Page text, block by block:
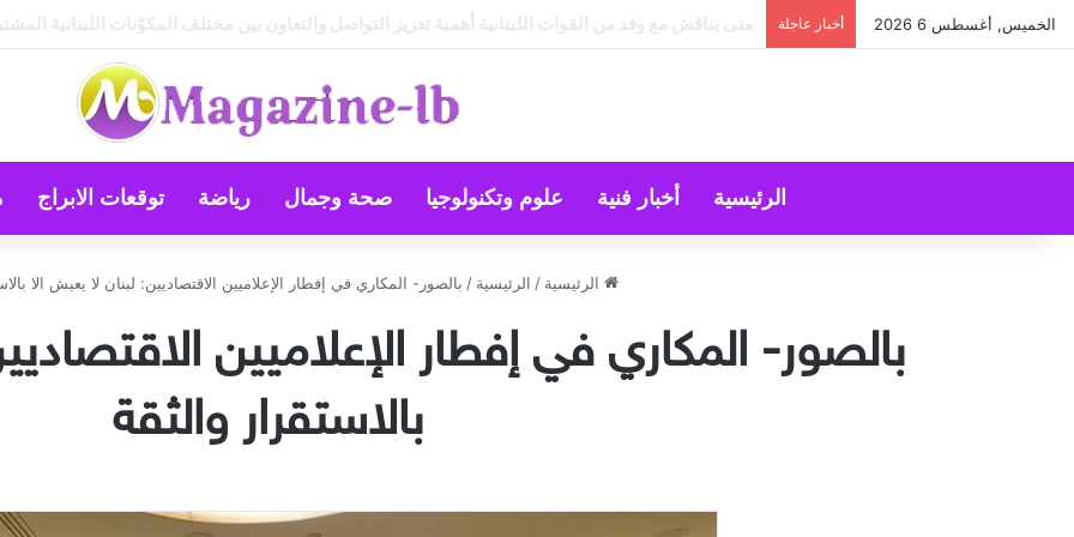
الخميس, أغسطس 6 2026 أخبار عاجلة
الرئيسية أخبار فنية علوم وتكنولوجيا صحة وجمال رياضة توقعات الابراج
الرئيسية / الرئيسية / بالصور- المكاري في إفطار الإعلاميين الاقتصاديين: لبنان لا يعيش الا
بالصور- المكاري في إفطار الإعلاميين
بالاستقرار والثقة